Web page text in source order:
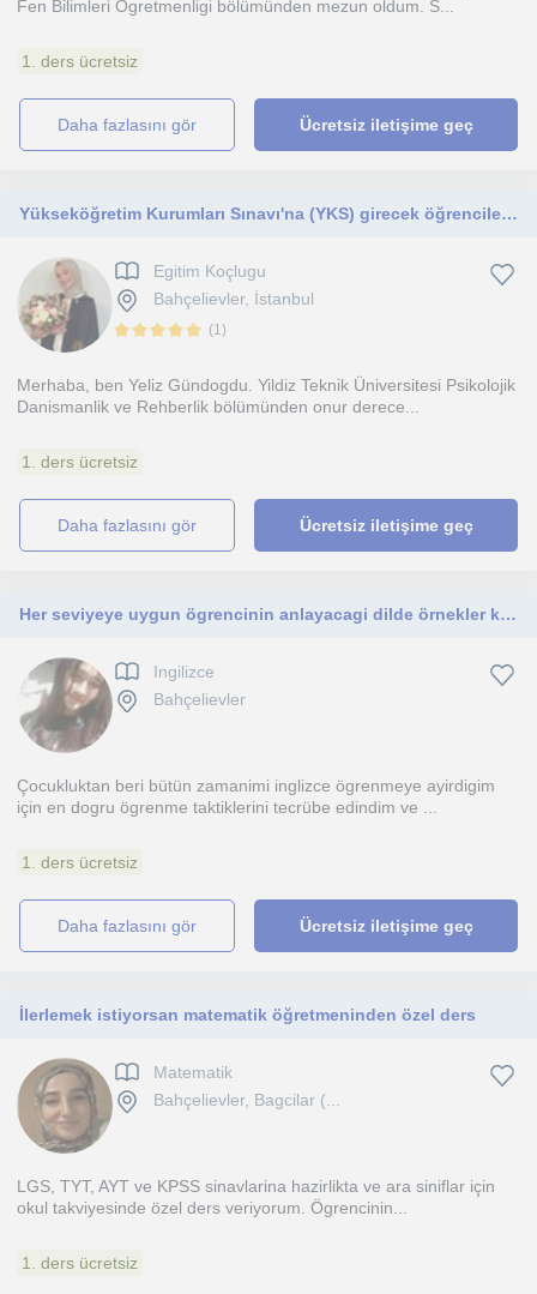
Fen Bilimleri Ögretmenligi bölümünden mezun oldum. S...
1. ders ücretsiz
daha fazlasını gör Ücretsiz iletişime geç
Yükseköğretim Kurumları Sınavı'na (YKS) girecek öğrencilere çalışma programı hazırlayan Uzman Psikolojik Danışman ve Rehber Öğrtmn
Egitim Koçlugu
Bahçelievler, İstanbul
(1)
Merhaba, ben Yeliz Gündogdu. Yildiz Teknik Üniversitesi Psikolojik
Danismanlik ve Rehberlik bölümünden onur derece...
1. ders ücretsiz
daha fazlasını gör Ücretsiz iletişime geç
Her seviyeye uygun ögrencinin anlayacagi dilde örnekler kullanarak akilda kalici şekilde ders verebilirim
Ingilizce
Bahçelievler
Çocukluktan beri bütün zamanimi inglizce ögrenmeye ayirdigim
için en dogru ögrenme taktiklerini tecrübe edindim ve ...
1. ders ücretsiz
daha fazlasını gör Ücretsiz iletişime geç
İlerlemek istiyorsan matematik öğretmeninden özel ders
Matematik
Bahçelievler, Bagcilar (...
LGS, TYT, AYT ve KPSS sinavlarina hazirlikta ve ara siniflar için
okul takviyesinde özel ders veriyorum. Ögrencinin...
1. ders ücretsiz